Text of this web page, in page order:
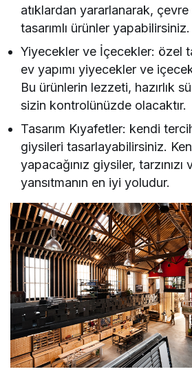
atıklardan yararlanarak,
tasarımlı ürünler yapabilirsiniz.
Yiyecekler ve İçecekler: özel
ev yapımı yiyecekler ve
Bu ürünlerin lezzeti, hazırlık
sizin kontrolünüzde olacaktır.
Tasarım Kıyafetler: kendi
giysileri tasarlayabilirsiniz.
yapacağınız giysiler,
yansıtmanın en iyi yoludur.